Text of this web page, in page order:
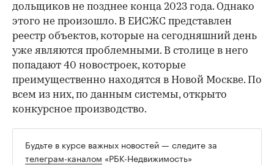
дольщиков не позднее конца 2023 года. Однако
этого не произошло. В ЕИСЖС представлен
реестр объектов, которые на сегодняшний день
уже являются проблемными. В столице в него
попадают 40 новостроек, которые
преимущественно находятся в Новой Москве. По
всем из них, по данным системы, открыто
конкурсное производство.
Будьте в курсе важных новостей — следите за
телеграм-каналом «РБК-Недвижимость»